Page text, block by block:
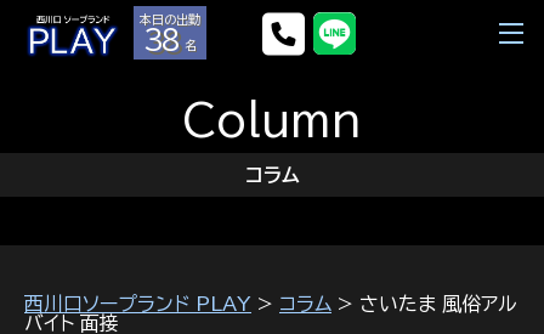
本日の出勤
38 名
Column
コラム
西川口ソープランド PLAY > コラム > さいたま 風俗アル
バイト 面接